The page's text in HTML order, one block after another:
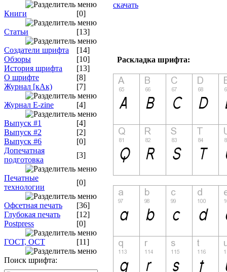
Книги [0]
Статьи [13]
Создатели шрифта
[14]
Обзоры
[10]
История шрифта
[13]
О шрифте
[8]
Журнал [кАк)
[7]
Журнал E-zine [4]
Выпуск #1
[4]
Выпуск #2
[2]
Выпуск #6
[0]
Допечатная
подготовка
[3]
Печатные
технологии
[0]
Офсетная печать
[36]
Глубокая печать
[12]
Postpress
[0]
ГОСТ, ОСТ [11]
Поиск шрифта:
скачать
Раскладка шрифта: